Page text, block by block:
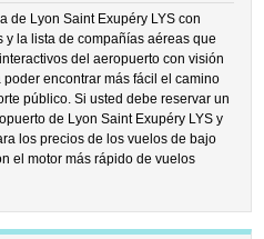
de Lyon Saint Exupéry LYS con
la lista de compañías aéreas que
del aeropuerto con visión
encontrar más fácil el camino
público. Si usted debe reservar un
de Lyon Saint Exupéry LYS y
los precios de los vuelos de bajo
el motor más rápido de vuelos